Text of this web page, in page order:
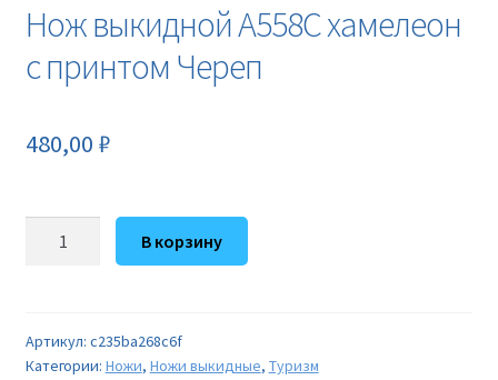
Новинки
Прайс
Контакты
Нож выкидной A558C хамелеон
с принтом Череп
480,00 ₽
Количество
A558C
хамелеон
В корзину
Артикул: c235ba268c6f
Категории: Ножи, Ножи выкидные, Туризм